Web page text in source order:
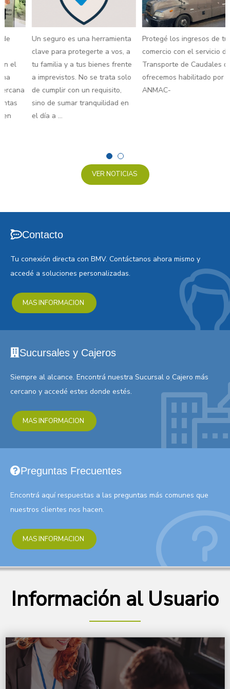
Un seguro es una herramienta
clave para protegerte a vos, a
tu familia y a tus bienes frente
a imprevistos. No se trata solo
de cumplir con un requisito,
sino de sumar tranquilidad en
el día a ...
Protegé los ingresos de tu
comercio con el servicio de
Transporte de Caudales que
ofrecemos habilitado por
ANMAC-
VER NOTICIAS
Contacto
Tu conexión directa con BMV. Contáctanos ahora mismo y
accedé a soluciones personalizadas.
MAS INFORMACION
Sucursales y Cajeros
Siempre al alcance. Encontrá nuestra Sucursal o Cajero más
cercano y accedé estes donde estés.
MAS INFORMACION
Preguntas Frecuentes
Encontrá aquí respuestas a las preguntas más comunes que
nuestros clientes nos hacen.
MAS INFORMACION
Información al Usuario